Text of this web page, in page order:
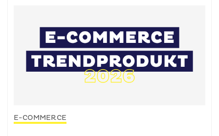
E-COMMERCE